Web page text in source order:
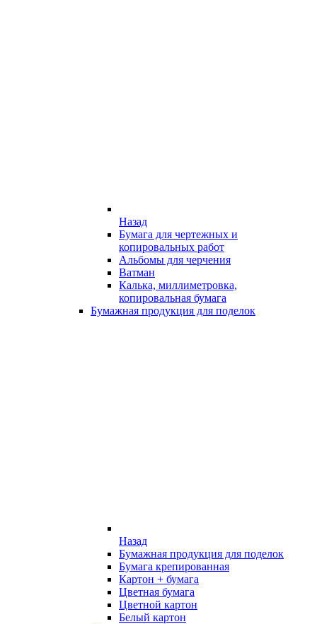
Назад
Бумага для чертежных и
копировальных работ
Альбомы для черчения
Ватман
Калька, миллиметровка,
копировальная бумага
Бумажная продукция для поделок
Назад
Бумажная продукция для поделок
Бумага крепированная
Картон + бумага
Цветная бумага
Цветной картон
Белый картон